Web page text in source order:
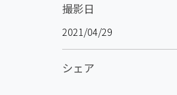
撮影日
2021/04/29
シェア